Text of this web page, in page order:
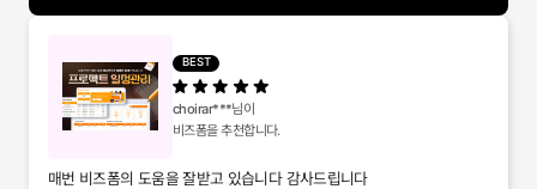
BEST
choirar***님이
비즈폼을 추천합니다.
매번 비즈폼의 도움을 잘받고 있습니다 감사드립니다